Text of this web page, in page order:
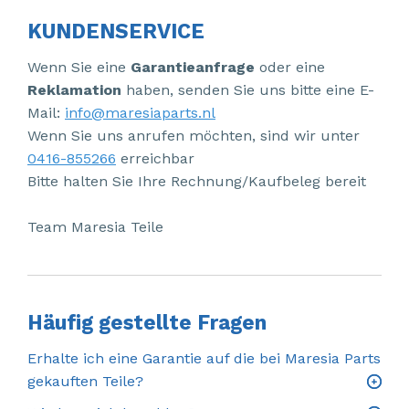
KUNDENSERVICE
Wenn Sie eine Garantieanfrage oder eine
Reklamation haben, senden Sie uns bitte eine E-
Mail: info@maresiaparts.nl
Wenn Sie uns anrufen möchten, sind wir unter
0416-855266 erreichbar
Bitte halten Sie Ihre Rechnung/Kaufbeleg bereit
Team Maresia Teile
Häufig gestellte Fragen
Erhalte ich eine Garantie auf die bei Maresia Parts
gekauften Teile?
Gaspedalposition Sensor
Heizung Bedienpaneel
Heizung Belüftungsmotor
Injektor (Benzineinspritzung)
Instrumentenbrett
Scheibenwischermotor vorne
Sicherheitsgurt links vorne
Sicherheitsgurt rechts vorne
Kotflügel links vorne
Kotflügel rechts vorne
Motor
Motorhaube
Rücklicht links
Sitz links
Stoßstange hinten
Stoßstange vorne
Mercedes
Mitsubishi
Nissan
Opel
Peugeot
Toyota
Volkswagen
Volvo
Fiat - Doblo
Fiat - Ducato
Opel - Combo
Peugeot - 107
Peugeot - 2008
Renault - Laguna
Renault - Master
Renault - Zoe